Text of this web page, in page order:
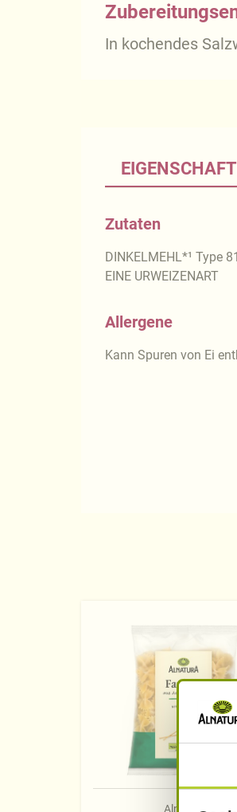
In kochendes
Zutaten
DINKELMEHL*¹ Type
EINE URWEIZENART
Allergene
Kann Spuren von Ei
Alnatura